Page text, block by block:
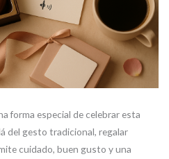
forma especial de celebrar esta
del gesto tradicional, regalar
cuidado, buen gusto y una